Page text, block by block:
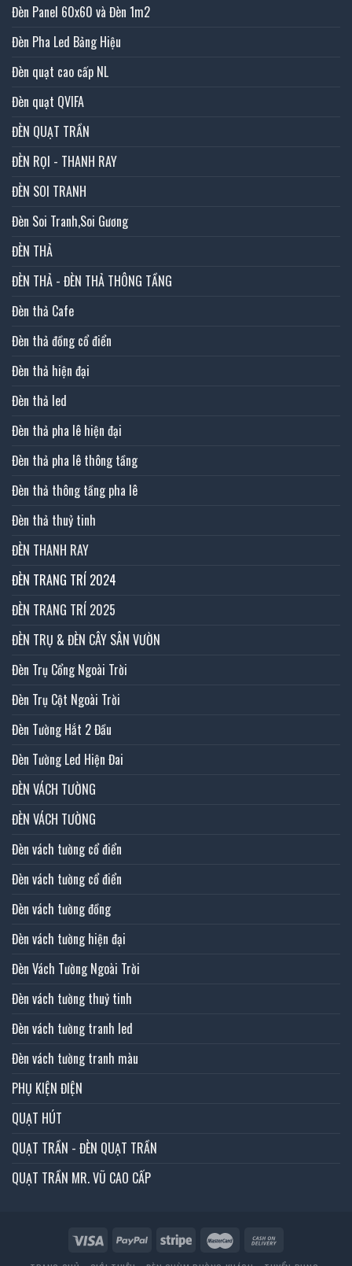
Đèn Panel 60x60 và Đèn 1m2
Đèn Pha Led Bảng Hiệu
Đèn quạt cao cấp NL
Đèn quạt QVIFA
ĐÈN QUẠT TRẦN
ĐÈN RỌI - THANH RAY
ĐÈN SOI TRANH
Đèn Soi Tranh,Soi Gương
ĐÈN THẢ
ĐÈN THẢ - ĐÈN THẢ THÔNG TẦNG
Đèn thả Cafe
Đèn thả đồng cổ điển
Đèn thả hiện đại
Đèn thả led
Đèn thả pha lê hiện đại
Đèn thả pha lê thông tầng
Đèn thả thông tầng pha lê
Đèn thả thuỷ tinh
ĐÈN THANH RAY
ĐÈN TRANG TRÍ 2024
ĐÈN TRANG TRÍ 2025
ĐÈN TRỤ & ĐÈN CÂY SÂN VƯỜN
Đèn Trụ Cổng Ngoài Trời
Đèn Trụ Cột Ngoài Trời
Đèn Tường Hắt 2 Đầu
Đèn Tường Led Hiện Đai
ĐÈN VÁCH TƯỜNG
ĐÈN VÁCH TƯỜNG
Đèn vách tường cổ điển
Đèn vách tường cổ điển
Đèn vách tường đồng
Đèn vách tường hiện đại
Đèn Vách Tường Ngoài Trời
Đèn vách tường thuỷ tinh
Đèn vách tường tranh led
Đèn vách tường tranh màu
PHỤ KIỆN ĐIỆN
QUẠT HÚT
QUẠT TRẦN - ĐÈN QUẠT TRẦN
QUẠT TRẦN MR. VŨ CAO CẤP